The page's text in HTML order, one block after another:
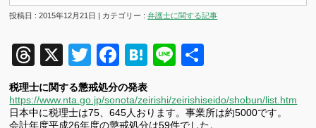
投稿日 : 2015年12月21日 | カテゴリー :弁護士に関する記事
Threads
X TwitterFacebook
Hatena
Line
税理士に関する懲戒処分の発表
https://www.nta.go.jp/sonota/zeirishi/zeirishiseido/shobun/list.htm
日本中に税理士は75、645人おります。事業所は約5000です。
会計年度平成26年度の懲戒処分は59件でした。